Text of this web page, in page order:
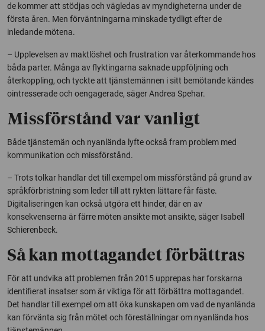
de kommer att stödjas och vägledas av myndigheterna under de
första åren. Men förväntningarna minskade tydligt efter de
inledande mötena.
– Upplevelsen av maktlöshet och frustration var återkommande hos
båda parter. Många av flyktingarna saknade uppföljning och
återkoppling, och tyckte att tjänstemännen i sitt bemötande kändes
ointresserade och oengagerade, säger Andrea Spehar.
Missförstånd var vanligt
Både tjänstemän och nyanlända lyfte också fram problem med
kommunikation och missförstånd.
– Trots tolkar handlar det till exempel om missförstånd på grund av
språkförbristning som leder till att rykten lättare får fäste.
Digitaliseringen kan också utgöra ett hinder, där en av
konsekvenserna är färre möten ansikte mot ansikte, säger Isabell
Schierenbeck.
Så kan mottagandet förbättras
För att undvika att problemen från 2015 upprepas har forskarna
identifierat insatser som är viktiga för att förbättra mottagandet.
Det handlar till exempel om att öka kunskapen om vad de nyanlända
kan förvänta sig från mötet och föreställningar om nyanlända hos